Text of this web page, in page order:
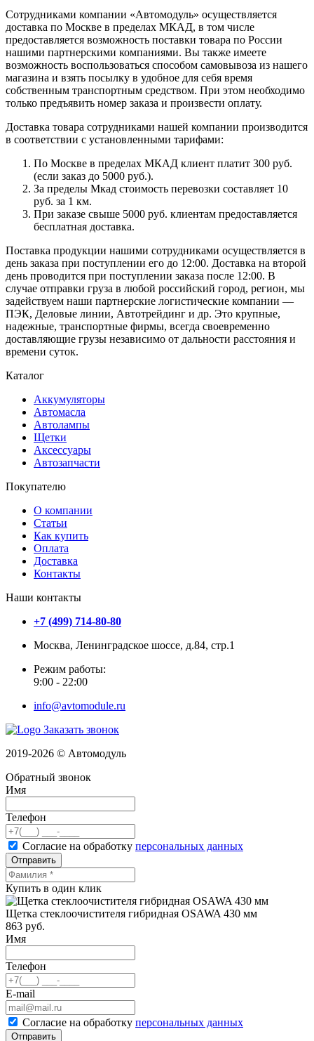
Сотрудниками компании «Автомодуль» осуществляется
доставка по Москве в пределах МКАД, в том числе
предоставляется возможность поставки товара по России
нашими партнерскими компаниями. Вы также имеете
возможность воспользоваться способом самовывоза из нашего
магазина и взять посылку в удобное для себя время
собственным транспортным средством. При этом необходимо
только предъявить номер заказа и произвести оплату.
Доставка товара сотрудниками нашей компании производится
в соответствии с установленными тарифами:
По Москве в пределах МКАД клиент платит 300 руб.
(если заказ до 5000 руб.).
За пределы Мкад стоимость перевозки составляет 10
руб. за 1 км.
При заказе свыше 5000 руб. клиентам предоставляется
бесплатная доставка.
Поставка продукции нашими сотрудниками осуществляется в
день заказа при поступлении его до 12:00. Доставка на второй
день проводится при поступлении заказа после 12:00. В
случае отправки груза в любой российский город, регион, мы
задействуем наши партнерские логистические компании —
ПЭК, Деловые линии, Автотрейдинг и др. Это крупные,
надежные, транспортные фирмы, всегда своевременно
доставляющие грузы независимо от дальности расстояния и
времени суток.
Каталог
Аккумуляторы
Автомасла
Автолампы
Щетки
Аксессуары
Автозапчасти
Покупателю
О компании
Статьи
Как купить
Оплата
Доставка
Контакты
Наши контакты
+7 (499) 714-80-80
Москва, Ленинградское шоссе, д.84, стр.1
Режим работы:
9:00 - 22:00
info@avtomodule.ru
Заказать звонок
2019-2026 © Автомодуль
Обратный звонок
Имя
Телефон
Согласие на обработку персональных данных
Отправить
Купить в один клик
Щетка стеклоочистителя гибридная OSAWA 430 мм
863 руб.
Имя
Телефон
E-mail
Согласие на обработку персональных данных
Отправить